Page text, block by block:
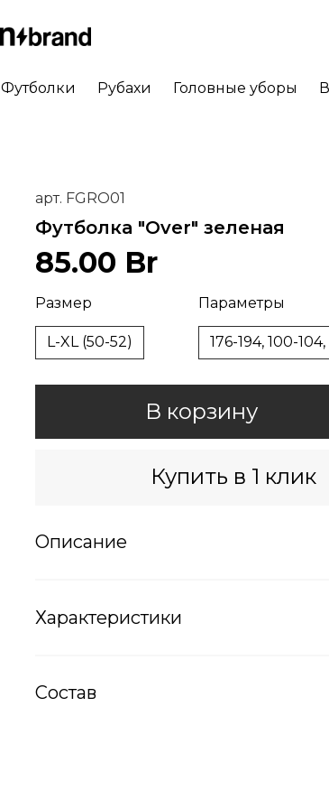
Футболки Рубахи Головные уборы
арт. FGRO01
Футболка "Over" зеленая
85.00 Br
В корзину
Купить в 1 клик
Размер
L-XL (50-52)
Параметры
176-194, 100-
Описание
Характеристики
Состав